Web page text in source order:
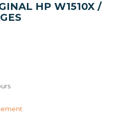
HP W1510X /